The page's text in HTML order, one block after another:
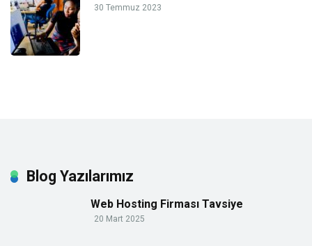
30 Temmuz 2023
Blog Yazılarımız
Web Hosting Firması Tavsiye
20 Mart 2025